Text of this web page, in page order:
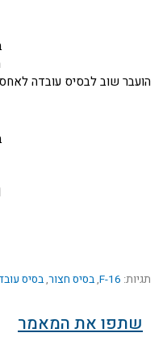
הועבר שוב לבסיס עובדה
תגיות: F-16
,בסיס חצור,בסיס
שתפו את המאמר